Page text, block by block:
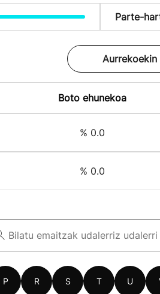
Parte-
Aurrekoekin
Boto ehunekoa
% 0.0
% 0.0
P R S T U